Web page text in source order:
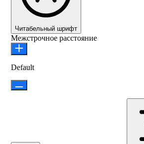
Читабельный шрифт
Межстрочное расстояние
Default